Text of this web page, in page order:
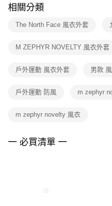
※ 交易是否成功請以「AFTEE先享後
是否繳費成功／繳費後需取消欲退款
客戶支援中心」https://
１．透過由恩沛科技股份有限公司提
權轉讓予恩沛科技股份有限公司。
３．未成年的使用者請事先徵得法定
任。
請求用戶進行身份認證。
５．嚴禁一人註冊多個帳號或使用他
相關分類
The North Face 風衣外套
M ZEPHYR NOVELTY 風衣外套
戶外運動 風衣外套 男款
戶外運動 防風 m zephyr
m zephyr novelty 風衣
一 必買清單 一